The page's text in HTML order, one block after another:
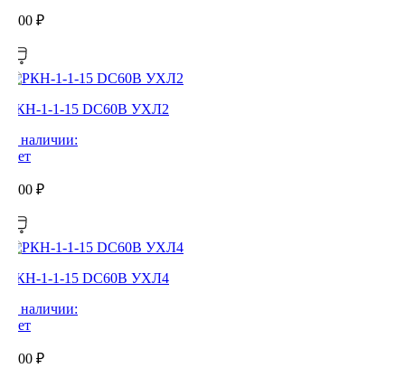
0,00 ₽
РКН-1-1-15 DC60В УХЛ2
В наличии:
Нет
0,00 ₽
РКН-1-1-15 DC60В УХЛ4
В наличии:
Нет
0,00 ₽